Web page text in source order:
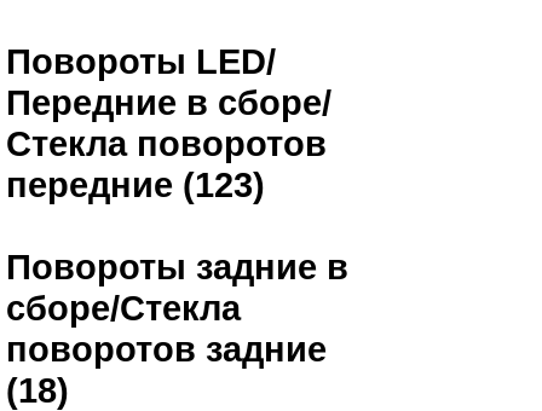
Повороты LED/
Передние в сборе/
Стекла поворотов
передние (123)
Повороты задние в
сборе/Стекла
поворотов задние
(18)